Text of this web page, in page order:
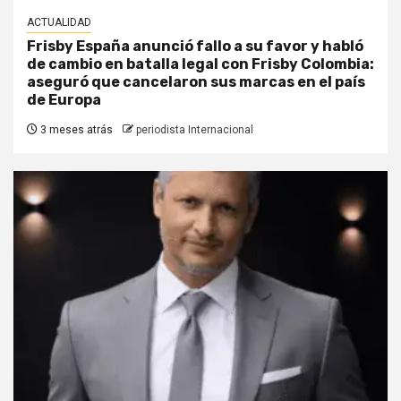
ACTUALIDAD
Frisby España anunció fallo a su favor y habló
de cambio en batalla legal con Frisby Colombia:
aseguró que cancelaron sus marcas en el país
de Europa
3 meses atrás periodista Internacional